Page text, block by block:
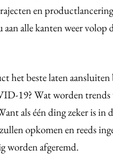
en
alle kanten weer volop
het beste laten
19? Wat worden trends
als één ding zeker is in
opkomen en reeds
worden afgeremd.